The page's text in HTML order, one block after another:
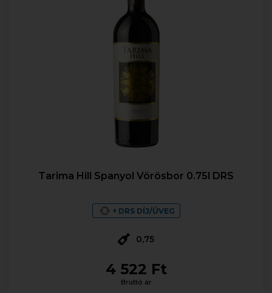
Tarima Hill Spanyol Vörösbor 0.75l DRS
+ DRS DÍJ/ÜVEG
0,75
4 522 Ft
Bruttó ár